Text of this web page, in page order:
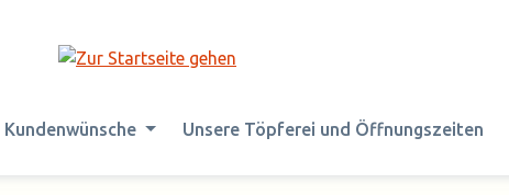
Kundenwünsche Unsere Töpferei und Öffnungszeiten